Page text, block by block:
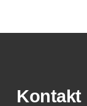
Kontakt